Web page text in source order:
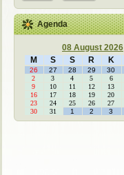
Agenda
08 August 2026
M
S S R K
26 27 28 29 30
2
3 4 5 6
9
10 11 12 13
16
17 18 19 20
23
24 25 26 27
30
31 1 2 3